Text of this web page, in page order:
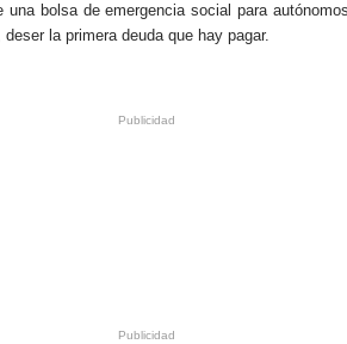
bolsa de emergencia social para
la primera deuda que hay pagar.